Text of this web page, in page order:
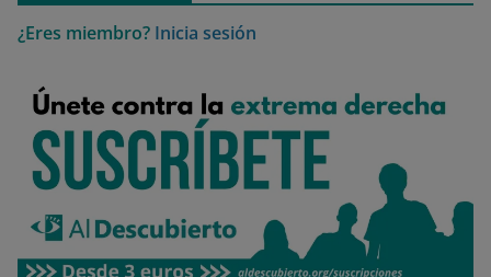
¿Eres miembro? Inicia sesión